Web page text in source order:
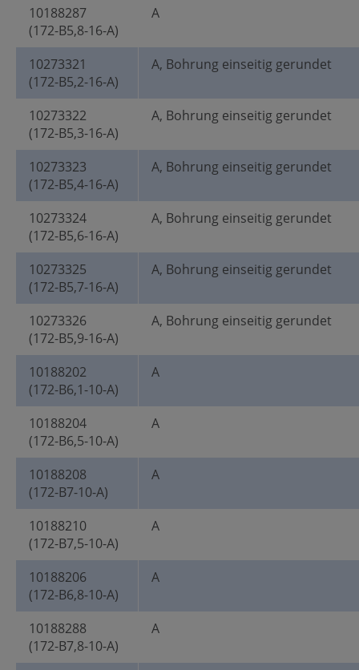
10188287
(172-B5,8-16-A)
A
10273321
(172-B5,2-16-A)
A, Bohrung einseitig gerundet
10273322
(172-B5,3-16-A)
A, Bohrung einseitig gerundet
10273323
(172-B5,4-16-A)
A, Bohrung einseitig gerundet
10273324
(172-B5,6-16-A)
A, Bohrung einseitig gerundet
10273325
(172-B5,7-16-A)
A, Bohrung einseitig gerundet
10273326
(172-B5,9-16-A)
A, Bohrung einseitig gerundet
10188202
(172-B6,1-10-A)
A
10188204
(172-B6,5-10-A)
A
10188208
(172-B7-10-A)
A
10188210
(172-B7,5-10-A)
A
10188206
(172-B6,8-10-A)
A
10188288
(172-B7,8-10-A)
A